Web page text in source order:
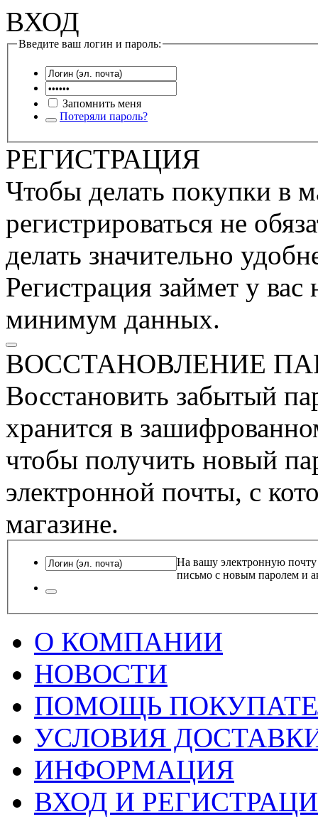
ВХОД
Введите ваш логин и пароль:
Запомнить меня
Потеряли пароль?
РЕГИСТРАЦИЯ
Чтобы делать покупки в
регистрироваться не
делать значительно
Регистрация займет у
минимум данных.
ВОССТАНОВЛЕНИЕ
Восстановить забытый
хранится в
чтобы получить новый
электронной почты, с
магазине.
На вашу электронную почту
письмо с новым паролем и
О КОМПАНИИ
НОВОСТИ
ПОМОЩЬ
УСЛОВИЯ
ИНФОРМАЦИЯ
ВХОД И